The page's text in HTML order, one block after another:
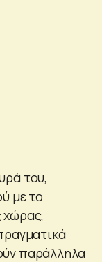
του,
με το
χώρας,
παράλληλα